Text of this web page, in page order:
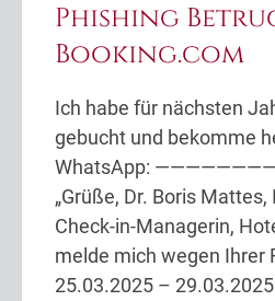
Phishing
Booking.com
Ich habe für nächsten
gebucht und bekomme
WhatsApp:
„Grüße, Dr. Boris Mattes,
Check-in-Managerin,
melde mich wegen Ihrer
25.03.2025 –